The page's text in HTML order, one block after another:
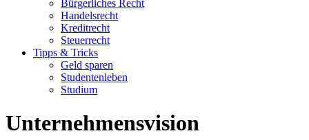
Bürgerliches Recht
Handelsrecht
Kreditrecht
Steuerrecht
Tipps & Tricks
Geld sparen
Studentenleben
Studium
Unternehmensvision